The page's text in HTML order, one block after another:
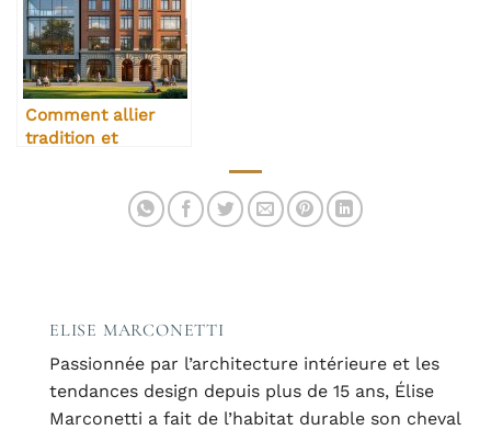
Comment allier
tradition et
ELISE MARCONETTI
Passionnée par l’architecture intérieure et les
tendances design depuis plus de 15 ans, Élise
Marconetti a fait de l’habitat durable son cheval